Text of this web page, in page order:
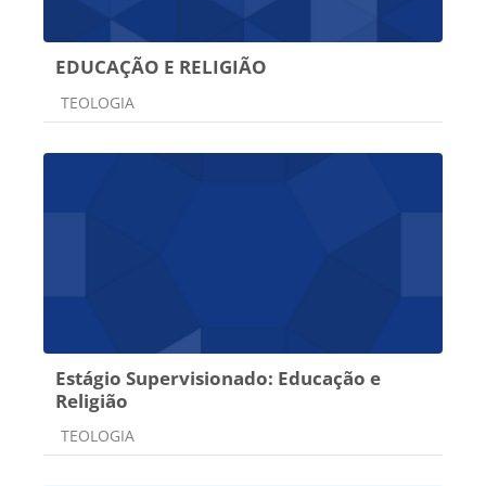
EDUCAÇÃO E RELIGIÃO
Categoria do curso
TEOLOGIA
Estágio Supervisionado: Educação e
Religião
Categoria do curso
TEOLOGIA